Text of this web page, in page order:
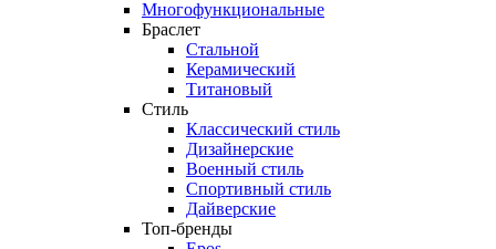
Многофункциональные
Браслет
Стальной
Керамический
Титановый
Стиль
Классический стиль
Дизайнерские
Военный стиль
Спортивный стиль
Дайверские
Топ-бренды